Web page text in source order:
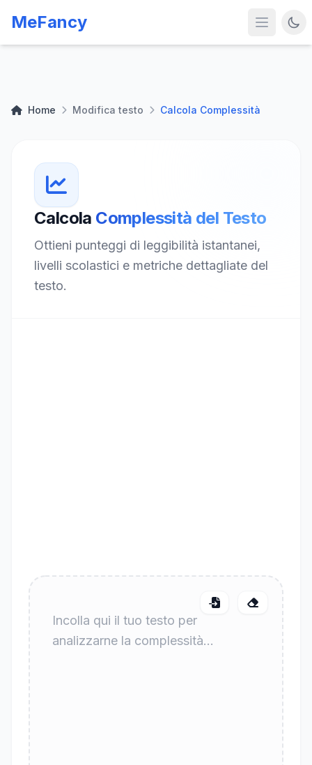
MeFancy
Home Modifica testo Calcola Complessità
Calcola Complessità del Testo
Ottieni punteggi di leggibilità istantanei,
livelli scolastici e metriche dettagliate del
testo.